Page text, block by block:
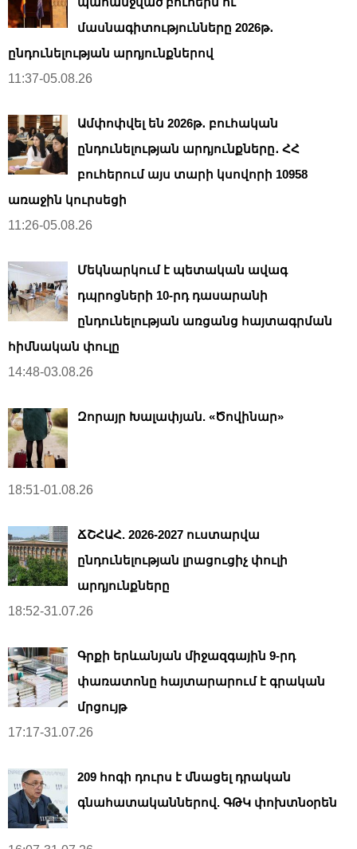
մասնագիտությունները 2026թ․
ընդունելության արդյունքներով
11:37-05.08.26
Ամփոփվել են 2026թ․ բուհական
ընդունելության արդյունքները․ ՀՀ
բուհերում այս տարի կսովորի 10958
առաջին կուրսեցի
11:26-05.08.26
Մեկնարկում է պետական ավագ
դպրոցների 10-րդ դասարանի
ընդունելության առցանց հայտագրման
հիմնական փուլը
14:48-03.08.26
Զորայր Խալափյան. «Ծովինար»
18:51-01.08.26
ՃՇՀԱՀ. 2026-2027 ուստարվա
ընդունելության լրացուցիչ փուլի
արդյունքները
18:52-31.07.26
Գրքի երևանյան միջազգային 9-րդ
փառատոնը հայտարարում է գրական
մրցույթ
17:17-31.07.26
209 հոգի դուրս է մնացել դրական
գնահատականներով. ԳԹԿ փոխտնօրեն